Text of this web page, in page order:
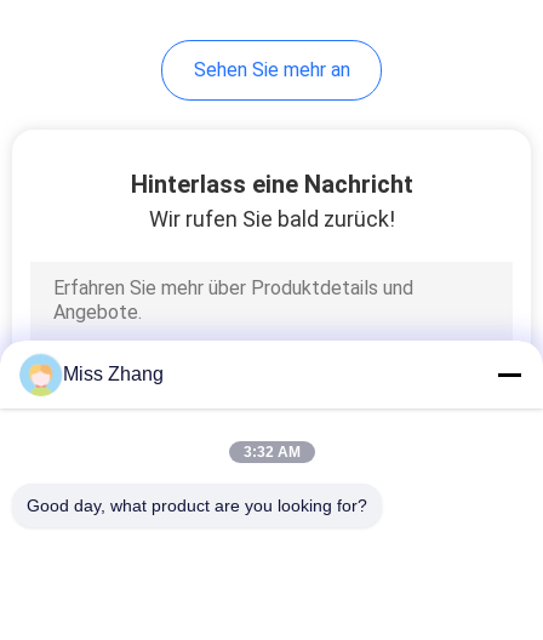
DATENSCHUTZRICHTLINIE
Zylinder
Industrielle
Hydraulische
Zylinder
Thermische Spray-
Sehen Sie mehr an
Hinterlass eine Nachricht
Wir rufen Sie bald zurück!
Miss Zhang
3:32 AM
Good day, what product are you looking for?